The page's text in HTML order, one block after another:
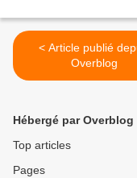
< Article publié depuis
Overblog
Hébergé par Overblog
Top articles
Pages